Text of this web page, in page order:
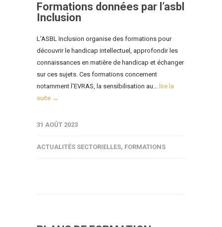
Formations données par l’asbl
Inclusion
L'ASBL Inclusion organise des formations pour
découvrir le handicap intellectuel, approfondir les
connaissances en matière de handicap et échanger
sur ces sujets. Ces formations concernent
notamment l'EVRAS, la sensibilisation au... lire la
suite →
31 AOÛT 2023
ACTUALITÉS SECTORIELLES, FORMATIONS